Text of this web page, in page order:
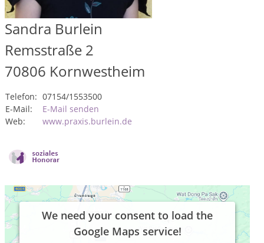
Sandra Burlein
Remsstraße 2
70806 Kornwestheim
Telefon: 07154/1553500
E-Mail:
E-Mail senden
Web:
www.praxis.burlein.de
We need your consent to load the
Google Maps service!